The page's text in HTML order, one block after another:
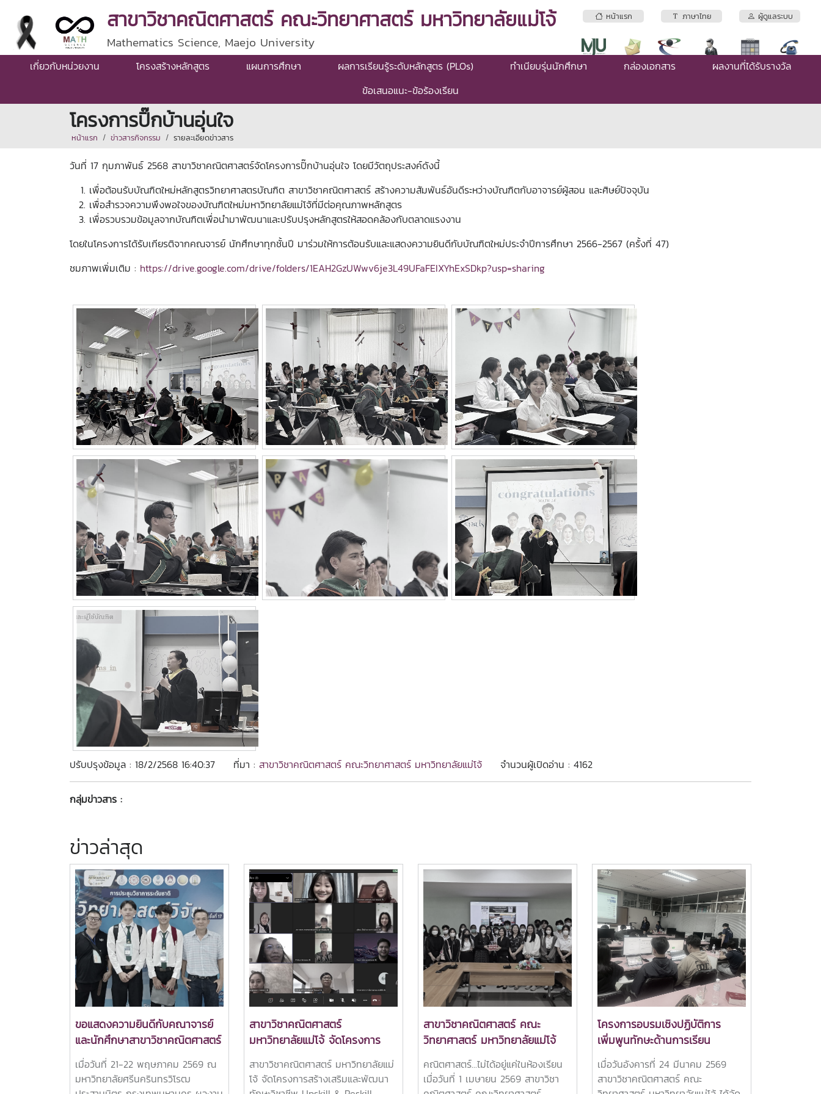
หน้าแรก ภาษาไทย ผู้ดูแลระบบ
สาขาวิชาคณิตศาสตร์ คณะวิทยาศาสตร์ มหาวิทยาลัยแม่โจ้
Mathematics Science, Maejo University
เกี่ยวกับหน่วยงาน โครงสร้างหลักสูตร แผนการศึกษา ผลการเรียนรู้ระดับหลักสูตร (PLOs) ทำเนียบรุ่นนักศึกษา กล่องเอกสาร
ผลงานที่ได้รับรางวัล
ข้อเสนอแนะ-ข้อร้องเรียน
โครงการปิ๊กบ้านอุ่นใจ
หน้าแรก ข่าวสารกิจกรรม รายละเอียดข่าวสาร
วันที่ 17 กุมภาพันธ์ 2568 สาขาวิชาคณิตศาสตร์จัดโครงการปิ๊กบ้านอุ่นใจ โดยมีวัตถุประสงค์ดังนี้
เพื่อต้อนรับบัณฑิตใหม่หลักสูตรวิทยาศาสตรบัณฑิต สาขาวิชาคณิตศาสตร์ สร้างความสัมพันธ์อันดีระหว่างบัณฑิตกับอาจารย์ผู้สอน และศิษย์ปัจจุบัน
เพื่อสำรวจความพึงพอใจของบัณฑิตใหม่มหาวิทยาลัยแม่โจ้ที่มีต่อคุณภาพหลักสูตร
เพื่อรวบรวมข้อมูลจากบัณฑิตเพื่อนำมาพัฒนาและปรับปรุงหลักสูตรให้สอดคล้องกับตลาดแรงงาน
โดยในโครงการได้รับเกียรติจากคณจารย์ นักศึกษาทุกชั้นปี มาร่วมให้การต้อนรับและแสดงความยินดีกับบัณฑิตใหม่ประจำปีการศึกษา 2566-2567 (ครั้งที่ 47)
ชมภาพเพิ่มเติม : https://drive.google.com/drive/folders/1EAH2GzUWwv6je3L49UFaFEIXYhExSDkp?usp=sharing
ปรับปรุงข้อมูล : 18/2/2568 16:40:37 ที่มา : สาขาวิชาคณิตศาสตร์ คณะวิทยาศาสตร์ มหาวิทยาลัยแม่โจ้ จำนวนผู้เปิดอ่าน : 4162
กลุ่มข่าวสาร :
ข่าวล่าสุด
ขอแสดงความยินดีกับคณาจารย์
และนักศึกษาสาขาวิชาคณิตศาสตร์
คณะวิทยาศาสตร์ มหาวิทยาลัยแม่
โจ้ ที่สร้างชื่อเสียงและความภาค
ภูมิใจให้กับมหาวิทยาลัยแม่โจ้ ด้วย
เมื่อวันที่ 21-22 พฤษภาคม 2569 ณ
มหาวิทยาลัยศรีนครินทรวิโรฒ
สาขาวิชาคณิตศาสตร์
มหาวิทยาลัยแม่โจ้ จัดโครงการ
สร้างเสริมและพัฒนาทักษะวิชาชีพ
Upskill & Reskill สำหรับศิษย์เก่า
(สาขาวิชาคณิตศาสตร์) เพื่อเติม
สาขาวิชาคณิตศาสตร์ มหาวิทยาลัยแม่
โจ้ จัดโครงการสร้างเสริมและพัฒนา
สาขาวิชาคณิตศาสตร์ คณะ
วิทยาศาสตร์ มหาวิทยาลัยแม่โจ้
จัดโครงการศึกษาดูงานของ
นักศึกษาเพื่อเพิ่มพูนองค์ความรู้
และการประยุกต์ใช้ความรู้ด้วย
คณิตศาสตร์...ไม่ได้อยู่แค่ในห้องเรียน
เมื่อวันที่ 1 เมษายน 2569 สาขาวิชา
โครงการอบรมเชิงปฏิบัติการ
เพิ่มพูนทักษะด้านการเรียน
เมื่อวันอังคารที่ 24 มีนาคม 2569
สาขาวิชาคณิตศาสตร์ คณะ